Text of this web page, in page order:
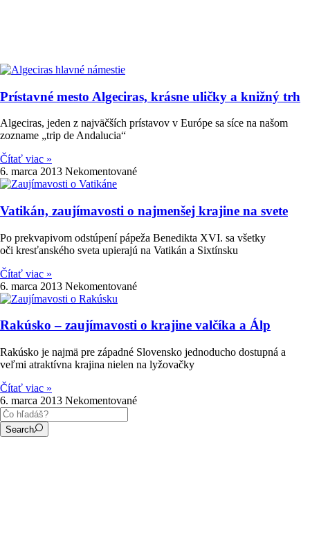
Prístavné mesto Algeciras, krásne uličky a knižný trh
Algeciras, jeden z najväčších prístavov v Európe sa síce na našom
zozname „trip de Andalucia“
Čítať viac »
6. marca 2013 Nekomentované
Vatikán, zaujímavosti o najmenšej krajine na svete
Po prekvapivom odstúpení pápeža Benedikta XVI. sa všetky
oči kresťanského sveta upierajú na Vatikán a Sixtínsku
Čítať viac »
6. marca 2013 Nekomentované
Rakúsko – zaujímavosti o krajine valčíka a Álp
Rakúsko je najmä pre západné Slovensko jednoducho dostupná a
veľmi atraktívna krajina nielen na lyžovačky
Čítať viac »
6. marca 2013 Nekomentované
Search